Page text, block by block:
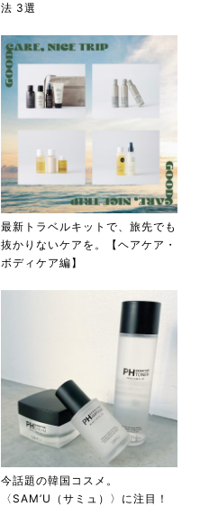
法 3選
最新トラベルキットで、旅先でも
抜かりないケアを。【ヘアケア・
ボディケア編】
今話題の韓国コスメ。
〈SAM’U（サミュ）〉に注目！